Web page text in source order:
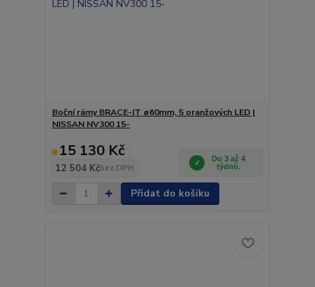
Boční rámy BRACE-IT ø60mm, 5 oranžových LED |
NISSAN NV300 15-
15 130 Kč
12 504 Kčbez DPH
Do 3 až 4
týdnů.
Přidat do košíku